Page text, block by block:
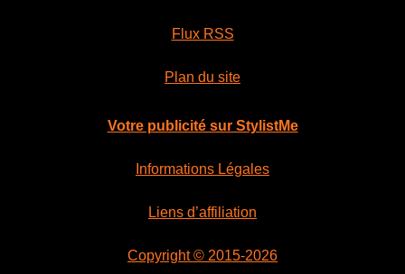
Flux RSS
Plan du site
Votre publicité sur StylistMe
Informations Légales
Liens d’affiliation
Copyright © 2015-2026